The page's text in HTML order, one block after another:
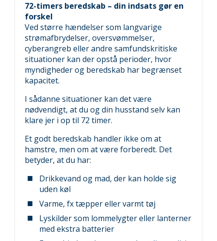
72-timers beredskab – din indsats gør en
forskel
Ved større hændelser som langvarige
strømafbrydelser, oversvømmelser,
cyberangreb eller andre samfundskritiske
situationer kan der opstå perioder, hvor
myndigheder og beredskab har begrænset
kapacitet.
I sådanne situationer kan det være
nødvendigt, at du og din husstand selv kan
klare jer i op til 72 timer.
Et godt beredskab handler ikke om at
hamstre, men om at være forberedt. Det
betyder, at du har:
Drikkevand og mad, der kan holde sig
uden køl
Varme, fx tæpper eller varmt tøj
Lyskilder som lommelygter eller lanterner
med ekstra batterier